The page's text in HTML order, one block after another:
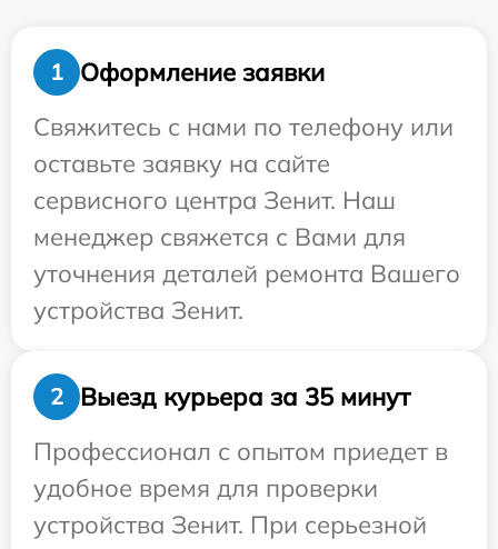
1
Оформление заявки
Свяжитесь с нами по телефону или
оставьте заявку на сайте
сервисного центра Зенит. Наш
менеджер свяжется с Вами для
уточнения деталей ремонта Вашего
устройства Зенит.
2
Выезд курьера за 35 минут
Профессионал с опытом приедет в
удобное время для проверки
устройства Зенит. При серьезной